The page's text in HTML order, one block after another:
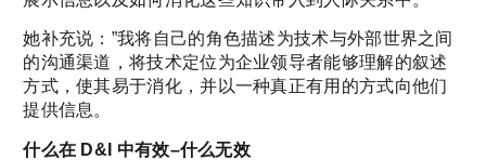
她补充说：”我将自己的角色描述为技术与外部世界之间
的沟通渠道，将技术定位为企业领导者能够理解的叙述
方式，使其易于消化，并以一种真正有用的方式向他们
提供信息。
什么在 D&I 中有效–什么无效